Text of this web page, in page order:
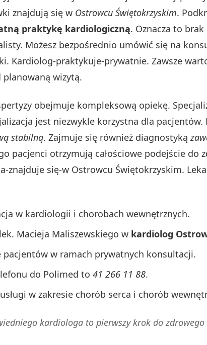
znajdują się w Ostrowcu Świętokrzyskim.
praktykę kardiologiczną. Oznacza to
Możesz bezpośrednio umówić się na
Kardiolog-praktykuje-prywatnie. Zawsze
planowaną wizytą.
obejmuje kompleksową opiekę.
jest niezwykle korzystna dla
stabilną. Zajmuje się również diagnostyką
pacjenci otrzymują całościowe podejście do
znajduje się-w Ostrowcu Świętokrzyskim.
w kardiologii i chorobach wewnętrznych.
Macieja Maliszewskiego w kardiolog
pacjentów w ramach prywatnych konsultacji.
do Polimed to 41 266 11 88.
w zakresie chorób serca i chorób
kardiologa to pierwszy krok do